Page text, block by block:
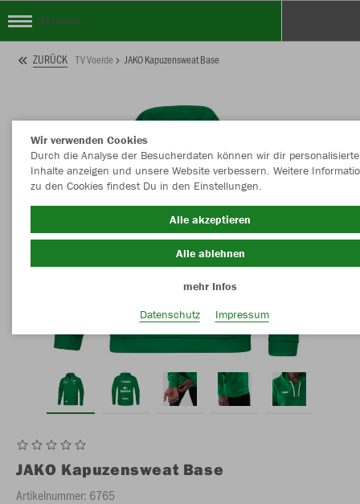
TV Voerde
ZURÜCK TV Voerde JAKO Kapuzensweat Base
JAKO Kapuzensweat Base
Artikelnummer: 6765
Wir verwenden Cookies
Durch die Analyse der Besucherdaten können wir dir personalisierte
Inhalte anzeigen und unsere Website verbessern. Weitere
zu den Cookies findest Du in den Einstellungen.
Alle akzeptieren
Alle ablehnen
mehr Infos
Datenschutz
Impressum